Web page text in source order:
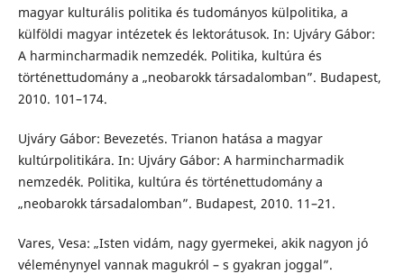
magyar kulturális politika és tudományos külpolitika, a
külföldi magyar intézetek és lektorátusok. In: Ujváry Gábor:
A harmincharmadik nemzedék. Politika, kultúra és
történettudomány a „neobarokk társadalomban”. Budapest,
2010. 101–174.
Ujváry Gábor: Bevezetés. Trianon hatása a magyar
kultúrpolitikára. In: Ujváry Gábor: A harmincharmadik
nemzedék. Politika, kultúra és történettudomány a
„neobarokk társadalomban”. Budapest, 2010. 11–21.
Vares, Vesa: „Isten vidám, nagy gyermekei, akik nagyon jó
véleménynyel vannak magukról – s gyakran joggal”.